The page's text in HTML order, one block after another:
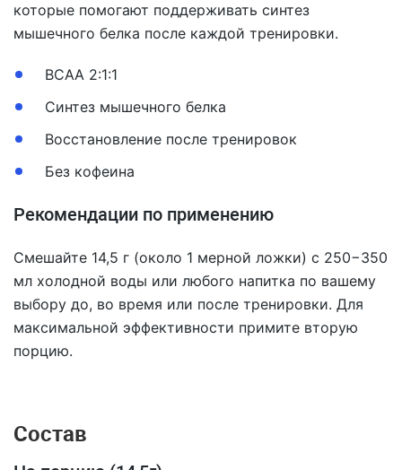
которые помогают поддерживать синтез
мышечного белка после каждой тренировки.
BCAA 2:1:1
Синтез мышечного белка
Восстановление после тренировок
Без кофеина
Рекомендации по применению
Смешайте 14,5 г (около 1 мерной ложки) с 250−350
мл холодной воды или любого напитка по вашему
выбору до, во время или после тренировки. Для
максимальной эффективности примите вторую
порцию.
Состав